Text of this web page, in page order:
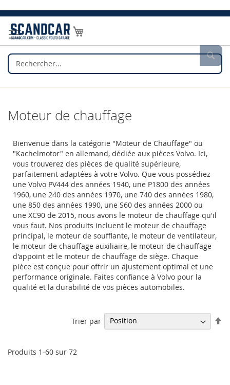
Allez
au
contenu
Mon panier
Moteur de chauffage
Bienvenue dans la catégorie "Moteur de Chauffage" ou
"Kachelmotor" en allemand, dédiée aux pièces Volvo. Ici,
vous trouverez des pièces de qualité supérieure,
parfaitement adaptées à votre Volvo. Que vous possédiez
une Volvo PV444 des années 1940, une P1800 des années
1960, une 240 des années 1970, une 740 des années 1980,
une 850 des années 1990, une S60 des années 2000 ou
une XC90 de 2015, nous avons le moteur de chauffage qu'il
vous faut. Nos produits incluent le moteur de chauffage
principal, le moteur de soufflante, le moteur de ventilateur,
le moteur de chauffage auxiliaire, le moteur de chauffage
d'appoint et le moteur de chauffage de siège. Chaque
pièce est conçue pour offrir un ajustement optimal et une
performance originale. Faites confiance à Volvo pour la
qualité et la durabilité de vos pièces automobiles.
Produits 1-60 sur 72
Trier par